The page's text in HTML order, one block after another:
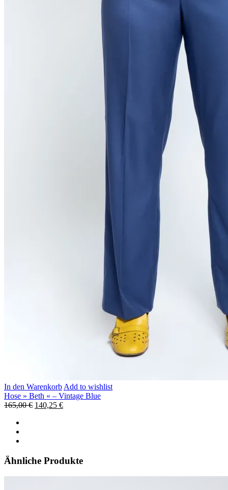
In den Warenkorb Add to wishlist
Hose » Beth « – Vintage Blue
165,00€ 140,25 €
Ähnliche Produkte